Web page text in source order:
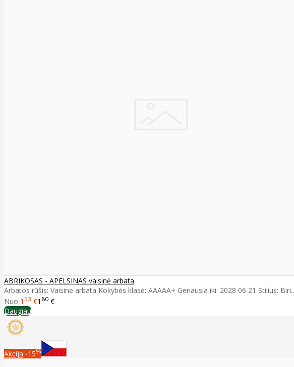
ABRIKOSAS - APELSINAS vaisinė arbata
Arbatos rūšis: Vaisinė arbata Kokybės klasė: AAAAA+ Geriausia iki: 2028 06 21 Stilius: Biri..
Nuo 1 53 €1 80 €
Daugiau
Akcija -15%